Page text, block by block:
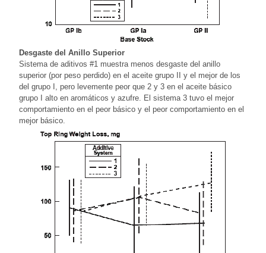
Desgaste del Anillo Superior
Sistema de aditivos #1 muestra menos desgaste del anillo
superior (por peso perdido) en el aceite grupo II y el mejor de los
del grupo I, pero levemente peor que 2 y 3 en el aceite básico
grupo I alto en aromáticos y azufre. El sistema 3 tuvo el mejor
comportamiento en el peor básico y el peor comportamiento en el
mejor básico.